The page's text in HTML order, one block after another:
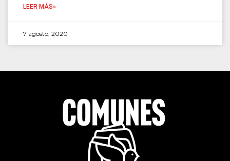
LEER MÁS»
7 agosto, 2020